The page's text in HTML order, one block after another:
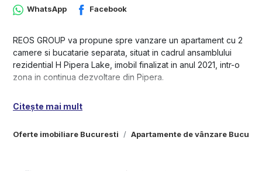
Oferte imobiliare Bucuresti Apartamente de vânzare
WhatsApp Facebook
REOS GROUP va propune spre vanzare un apartament cu 2
camere si bucatarie separata, situat in cadrul ansamblului
rezidential H Pipera Lake, imobil finalizat in anul 2021, intr-o
zona in continua dezvoltare din Pipera.
de o terasa de 5,5 mp, cu acces atat din living, cat si din
deschisa catre oras. Compartimentarea este practica si bine
Citește mai mult